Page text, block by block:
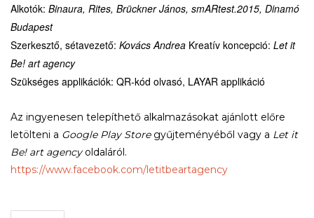
Alkotók: Binaura, Rites, Brückner János, smARtest.2015, Dinamó
Budapest
Szerkesztő, sétavezető: Kovács Andrea Kreatív koncepció: Let it
Be! art agency
Szükséges applikációk: QR-kód olvasó, LAYAR applikáció
Az ingyenesen telepíthető alkalmazásokat ajánlott előre
letölteni a Google Play Storegyűjteményéből vagy a Let it
Be! art agencyoldaláról.
https://www.facebook.com/letitbeartagency